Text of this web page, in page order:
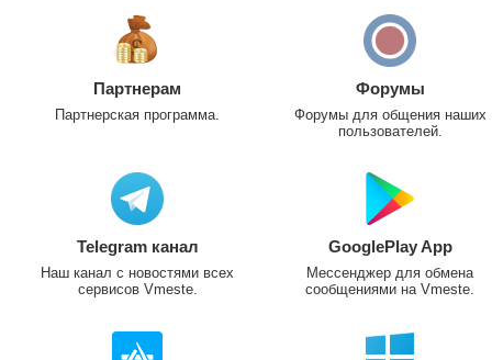
Партнерам
Партнерская программа.
Форумы
Форумы для общения наших
пользователей.
Telegram канал
Наш канал с новостями всех
сервисов Vmeste.
GooglePlay App
Мессенджер для обмена
сообщениями на Vmeste.